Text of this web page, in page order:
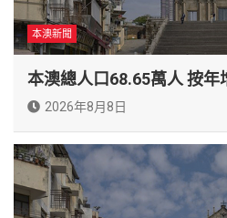
本澳新聞
本澳總人口68.65萬人 按年
2026年8月8日